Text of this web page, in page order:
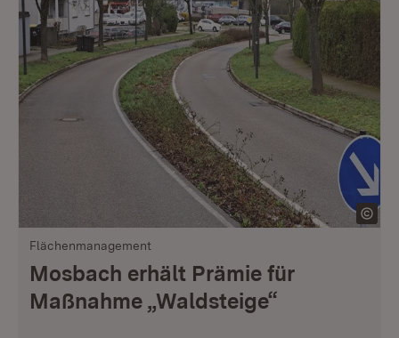
Flächenmanagement
Mosbach erhält Prämie für
Maßnahme „Waldsteige“